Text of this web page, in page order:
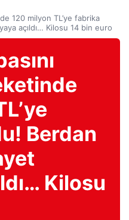
120 milyon TL’ye fabrika
açıldı… Kilosu 14 bin euro
Berdan
Kilosu